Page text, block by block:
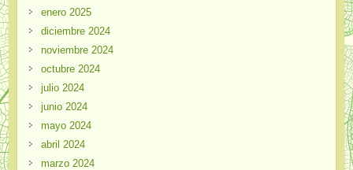
enero 2025
diciembre 2024
noviembre 2024
octubre 2024
julio 2024
junio 2024
mayo 2024
abril 2024
marzo 2024